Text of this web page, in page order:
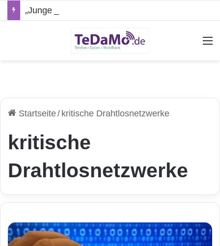
Startseite/ kritische Drahtlosnetzwerke
kritische
Drahtlosnetzwerke